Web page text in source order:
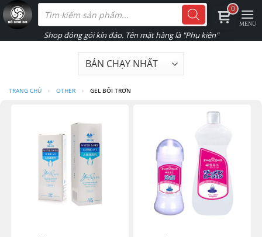
Skip
to
Tìm
kiếm
phẩm
TRANG CHỦ › OTHER › GEL BÔI TRƠN
0